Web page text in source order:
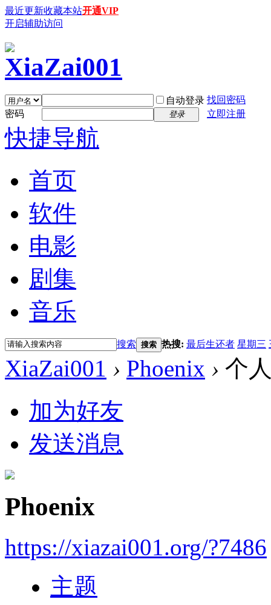
最近更新收藏本站开通VIP
开启辅助访问
自动登录 找回密码
密码
登录 立即注册
快捷导航
首页
软件
电影
剧集
音乐
搜索 搜索 热搜: 最后生还者 星期三
XiaZai001 › Phoenix › 个
加为好友
发送消息
Phoenix
https://xiazai001.org/?7486
主题